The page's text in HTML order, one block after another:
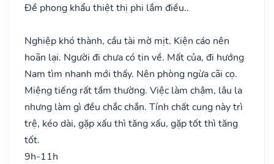
Đề phong khẩu thiệt thị phi lắm điều..
Nghiệp khó thành, cầu tài mờ mịt. Kiện cáo nên
hoãn lại. Người đi chưa có tin về. Mất của, đi hướng
Nam tìm nhanh mới thấy. Nên phòng ngừa cãi cọ.
Miệng tiếng rất tầm thường. Việc làm chậm, lâu la
nhưng làm gì đều chắc chắn. Tính chất cung này trì
trệ, kéo dài, gặp xấu thì tăng xấu, gặp tốt thì tăng
tốt.
9h-11h